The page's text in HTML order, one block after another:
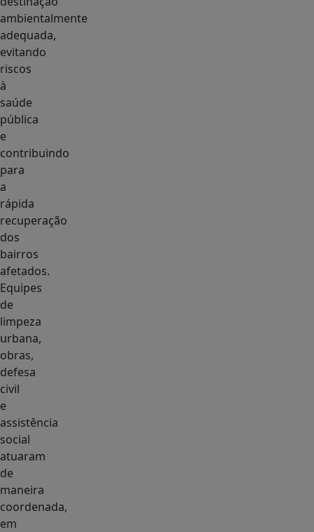
ambientalmente
adequada,
evitando
riscos
à
saúde
pública
e
contribuindo
para
a
rápida
recuperação
dos
bairros
afetados.
Equipes
de
limpeza
urbana,
obras,
defesa
civil
e
assistência
social
atuaram
de
maneira
coordenada,
em